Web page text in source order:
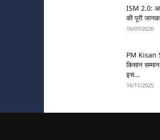
ISM 2.0:
की पूरी
16/07/2026
PM Kisan
किसान
इस...
16/11/2025